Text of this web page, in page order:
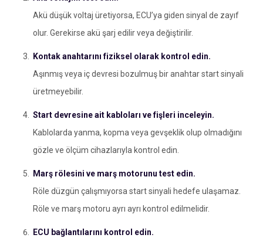
Akü düşük voltaj üretiyorsa, ECU’ya giden sinyal de zayıf
olur. Gerekirse akü şarj edilir veya değiştirilir.
Kontak anahtarını fiziksel olarak kontrol edin.
Aşınmış veya iç devresi bozulmuş bir anahtar start sinyali
üretmeyebilir.
Start devresine ait kabloları ve fişleri inceleyin.
Kablolarda yanma, kopma veya gevşeklik olup olmadığını
gözle ve ölçüm cihazlarıyla kontrol edin.
Marş rölesini ve marş motorunu test edin.
Röle düzgün çalışmıyorsa start sinyali hedefe ulaşamaz.
Röle ve marş motoru ayrı ayrı kontrol edilmelidir.
ECU bağlantılarını kontrol edin.